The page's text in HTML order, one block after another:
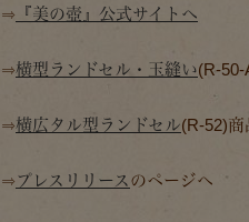
⇒ 『美の壺』公式サイトへ
⇒横型ランドセル・玉縫い(R-
⇒横広タル型ランドセル(R-52)
⇒プレスリリースのページへ